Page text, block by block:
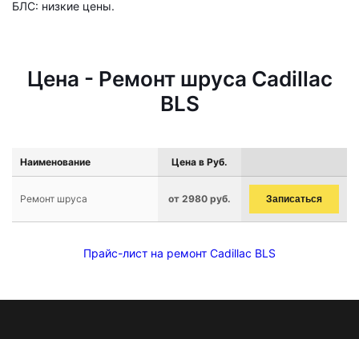
БЛС: низкие цены.
Цена - Ремонт шруса Cadillac
BLS
Наименование Цена в Руб.
Ремонт шруса от 2980 руб. Записаться
Прайс-лист на ремонт Cadillac BLS